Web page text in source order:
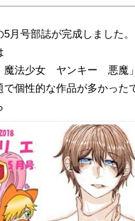
月号部誌が完成しました。
魔法少女 ヤンキー 悪魔」
個性的な作品が多かった